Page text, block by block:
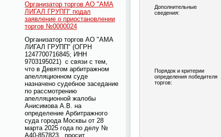
Организатор торгов АО "АМА
ЛИГАЛ ГРУПП" подал
заявление о приостановлении
торгов №0000024
Организатор торгов АО "АМА
ЛИГАЛ ГРУПП" (ОГРН
1247700716845; ИНН
9703195021) с связи с тем,
что в Девятом арбитражном
апелляционном суде
назначено судебное заседание
по рассмотрению
апелляционной жалобы
Анисимова А.В. на
определение Арбитражного
суда города Москвы от 28
марта 2025 года по делу №
А40-857823, просит
Дополнительные
сведения:
Порядок и критерии
определения победителя
торгов: